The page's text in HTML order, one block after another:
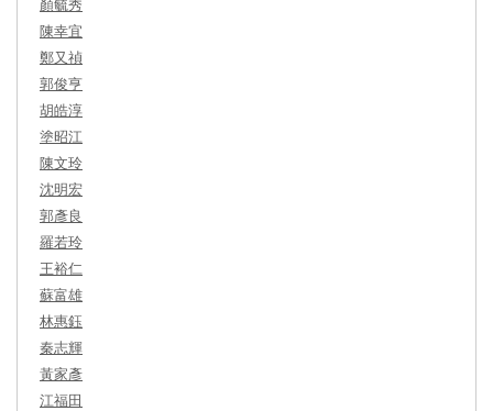
陳幸宜
鄭又禎
郭俊亨
胡皓淳
塗昭江
陳文玲
沈明宏
郭彥良
羅若玲
王裕仁
蘇富雄
林惠鈺
秦志輝
黃家彥
江福田